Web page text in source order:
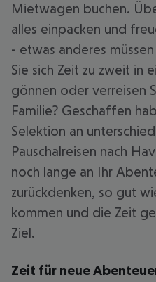
Mietwagen buchen.
alles einpacken und
- etwas anderes
Sie sich Zeit zu zweit in
gönnen oder verreisen
Familie? Geschaffen
Selektion an
Pauschalreisen nach
noch lange an Ihr
zurückdenken, so gut
kommen und die Zeit
Ziel.
Zeit für neue